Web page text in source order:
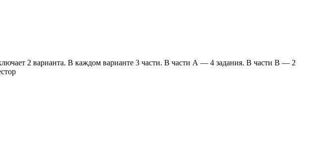
2 варианта. В каждом варианте 3 части. В части А — 4 задания. В части В — 2